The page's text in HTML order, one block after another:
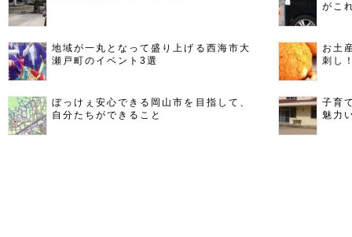
がこ
地域が一丸となって盛り上げる西海市大
瀬戸町のイベント3選
お土
刺し
ぼっけぇ安心できる岡山市を目指して、
自分たちができること
子育
魅力